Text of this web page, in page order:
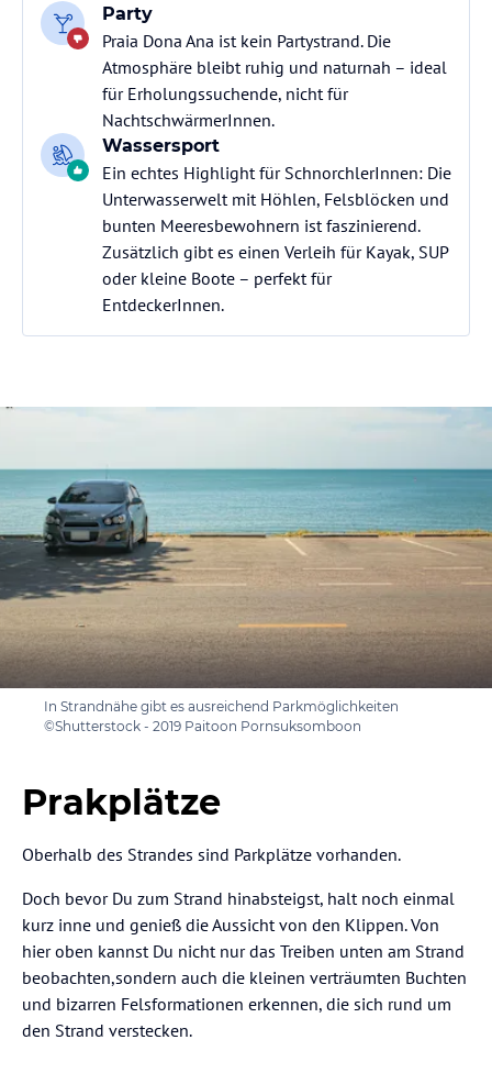
Party
Praia Dona Ana ist kein Partystrand. Die
Atmosphäre bleibt ruhig und naturnah – ideal
für Erholungssuchende, nicht für
NachtschwärmerInnen.
Wassersport
Ein echtes Highlight für SchnorchlerInnen: Die
Unterwasserwelt mit Höhlen, Felsblöcken und
bunten Meeresbewohnern ist faszinierend.
Zusätzlich gibt es einen Verleih für Kayak, SUP
oder kleine Boote – perfekt für
EntdeckerInnen.
In Strandnähe gibt es ausreichend Parkmöglichkeiten
©Shutterstock - 2019 Paitoon Pornsuksomboon
Prakplätze
Oberhalb des Strandes sind Parkplätze vorhanden.
Doch bevor Du zum Strand hinabsteigst, halt noch einmal
kurz inne und genieß die Aussicht von den Klippen. Von
hier oben kannst Du nicht nur das Treiben unten am Strand
beobachten,sondern auch die kleinen verträumten Buchten
und bizarren Felsformationen erkennen, die sich rund um
den Strand verstecken.